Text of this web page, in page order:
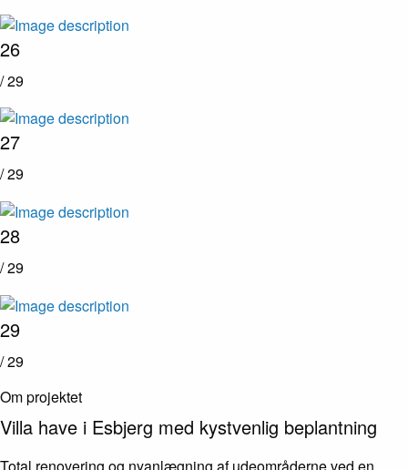
26
/ 29
27
/ 29
28
/ 29
29
/ 29
Om projektet
Villa have i Esbjerg med kystvenlig beplantning